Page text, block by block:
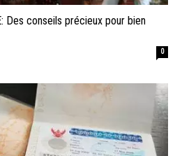
Des conseils précieux pour bien
0